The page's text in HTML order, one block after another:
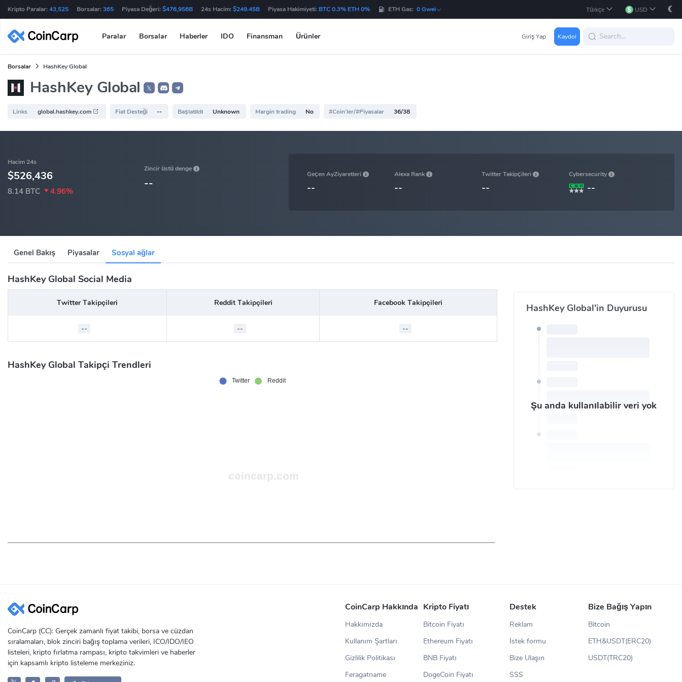
Kripto Paralar: 43,525 Borsalar: 365 Piyasa Değeri: $476,956B 24s Hacim: $249.45B Piyasa Hakimiyeti: BTC 0.3% ETH 0% ETH Gas: 0 Gwei Türkçe USD
Paralar Borsalar Haberler IDO Finansman Ürünler Giriş Yap Kaydol
Borsalar HashKey Global
HashKey Global 𝕏
Links global.hashkey.com Fiat Desteği -- Başlatıldı Unknown Margin trading No #Coin'ler/#Piyasalar 36/38
Hacim 24s
$526,436
8.14 BTC 4.96%
Zincir üstü denge
--
Geçen AyZiyaretleri
--
Alexa Rank
--
Twitter Takipçileri
--
Cybersecurity
--
Genel Bakış Piyasalar Sosyal ağlar
HashKey Global Social Media
Twitter Takipçileri Reddit Takipçileri Facebook Takipçileri
-- -- --
HashKey Global Takipçi Trendleri
HashKey Global'in Duyurusu
Şu anda kullanılabilir veri yok
CoinCarp (CC): Gerçek zamanlı fiyat takibi, borsa ve cüzdan
sıralamaları, blok zinciri bağış toplama verileri, ICO/IDO/IEO
listeleri, kripto fırlatma rampası, kripto takvimleri ve haberler
için kapsamlı kripto listeleme merkeziniz.
CoinCarp Hakkında
Hakkımızda
Kullanım Şartları
Gizlilik Politikası
Feragatname
Kripto Fiyatı
Bitcoin Fiyatı
Ethereum Fiyatı
BNB Fiyatı
DogeCoin Fiyatı
Destek
Reklam
İstek formu
Bize Ulaşın
SSS
Bize Bağış Yapın
Bitcoin
ETH&USDT(ERC20)
USDT(TRC20)